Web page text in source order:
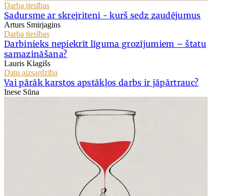
Darba tiesības
Sadursme ar skrejriteni - kurš sedz zaudējumus
Arturs Smirjagins
Darba tiesības
Darbinieks nepiekrīt līguma grozījumiem – štatu
samazināšana?
Lauris Klagišs
Datu aizsardzība
Vai pārāk karstos apstākļos darbs ir jāpārtrauc?
Inese Sūna